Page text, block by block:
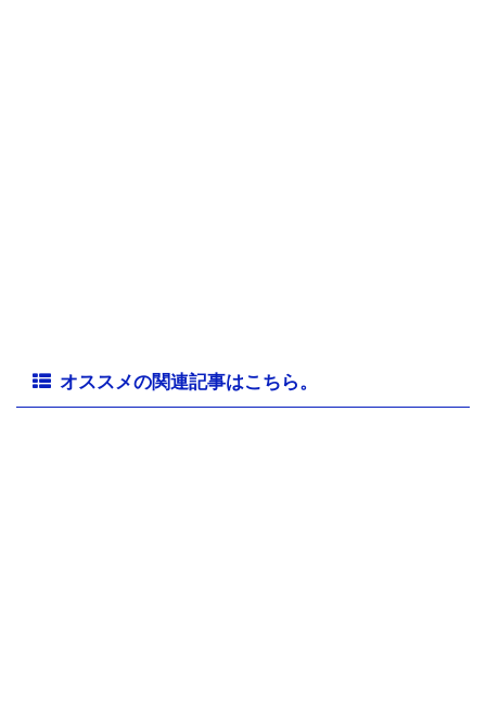
オススメの関連記事はこちら。